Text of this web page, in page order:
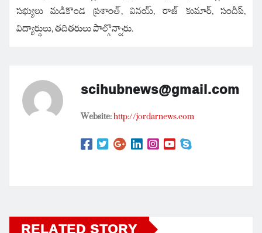
సభ్యులు మడికొండ ప్రశాంత్, వినయ్, రాజ్ కుమార్, సందీప్,
విద్యార్థులు, తదితరులు పాల్గొన్నారు.
scihubnews@gmail.com
Website:http://jordarnews.com